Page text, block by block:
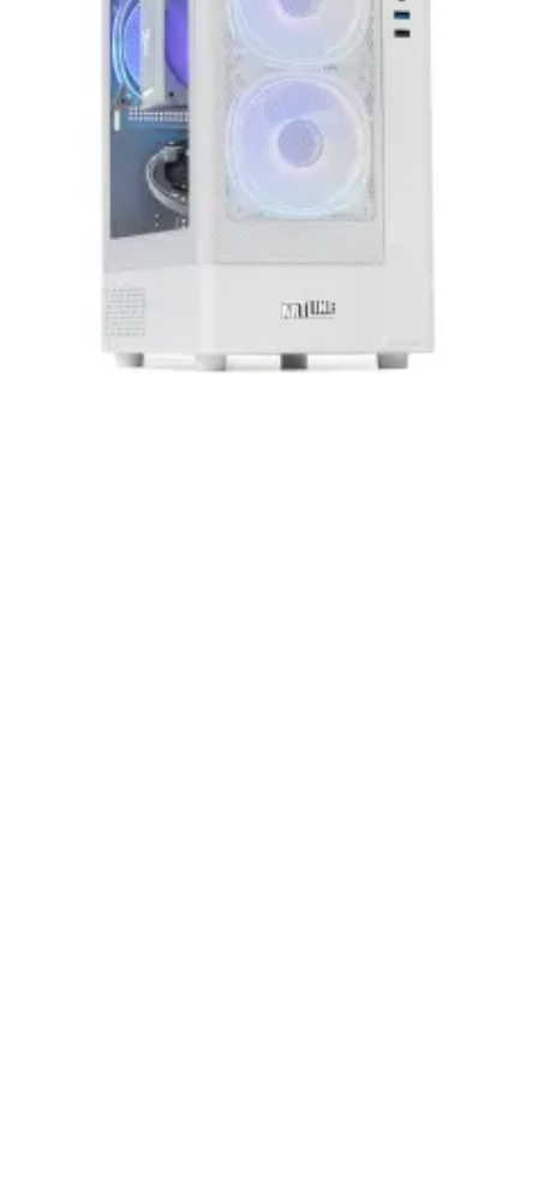
нашей продукции. Мы уверены, что
приобретенная вами техника будет служить
вам долгие годы при соблюдении правил
эксплуатации и хранения.
Artline комп'ютери